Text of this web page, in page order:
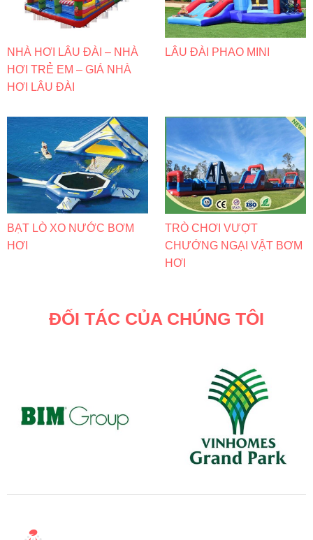
NHÀ HƠI LÂU ĐÀI – NHÀ
HƠI TRẺ EM – GIÁ NHÀ
HƠI LÂU ĐÀI
LÂU ĐÀI PHAO MINI
BẠT LÒ XO NƯỚC BƠM
HƠI
TRÒ CHƠI VƯỢT
CHƯỚNG NGẠI VẬT BƠM
HƠI
ĐỐI TÁC CỦA CHÚNG TÔI